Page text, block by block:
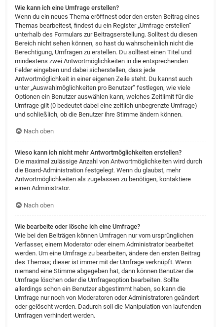
Wie kann ich eine Umfrage erstellen?
Wenn du ein neues Thema eröffnest oder den ersten Beitrag eines
Themas bearbeitest, findest du ein Register „Umfrage erstellen“
unterhalb des Formulars zur Beitragserstellung. Solltest du diesen
Bereich nicht sehen können, so hast du wahrscheinlich nicht die
Berechtigung, Umfragen zu erstellen. Du solltest einen Titel und
mindestens zwei Antwortmöglichkeiten in die entsprechenden
Felder eingeben und dabei sicherstellen, dass jede
Antwortmöglichkeit in einer eigenen Zeile steht. Du kannst auch
unter „Auswahlmöglichkeiten pro Benutzer“ festlegen, wie viele
Optionen ein Benutzer auswählen kann, welches Zeitlimit für die
Umfrage gilt (0 bedeutet dabei eine zeitlich unbegrenzte Umfrage)
und schließlich, ob die Benutzer ihre Stimme ändern können.
Nach oben
Wieso kann ich nicht mehr Antwortmöglichkeiten erstellen?
Die maximal zulässige Anzahl von Antwortmöglichkeiten wird durch
die Board-Administration festgelegt. Wenn du glaubst, mehr
Antwortmöglichkeiten als zugelassen zu benötigen, kontaktiere
einen Administrator.
Nach oben
Wie bearbeite oder lösche ich eine Umfrage?
Wie bei den Beiträgen können Umfragen nur vom ursprünglichen
Verfasser, einem Moderator oder einem Administrator bearbeitet
werden. Um eine Umfrage zu bearbeiten, ändere den ersten Beitrag
des Themas; dieser ist immer mit der Umfrage verknüpft. Wenn
niemand eine Stimme abgegeben hat, dann können Benutzer die
Umfrage löschen oder die Umfrageoption bearbeiten. Sollte
allerdings schon ein Benutzer abgestimmt haben, so kann die
Umfrage nur noch von Moderatoren oder Administratoren geändert
oder gelöscht werden. Dadurch soll die Manipulation von laufenden
Umfragen verhindert werden.